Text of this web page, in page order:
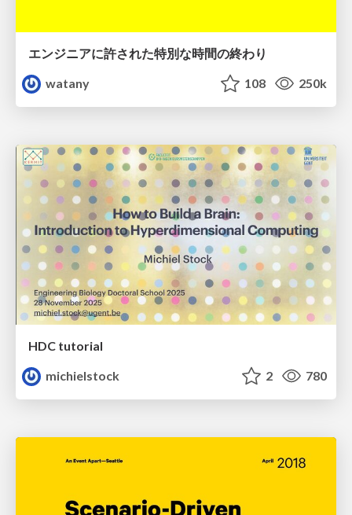
エンジニアに許された特別な時間の終わり
watany
108 250k
HDC tutorial
michielstock
2 780